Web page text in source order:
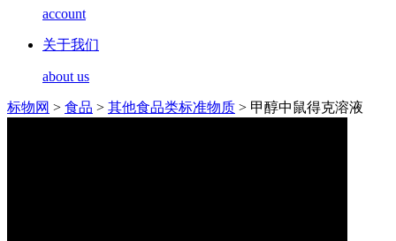
account
关于我们
about us
标物网 > 食品 > 其他食品类标准物质 > 甲醇中鼠得克溶液